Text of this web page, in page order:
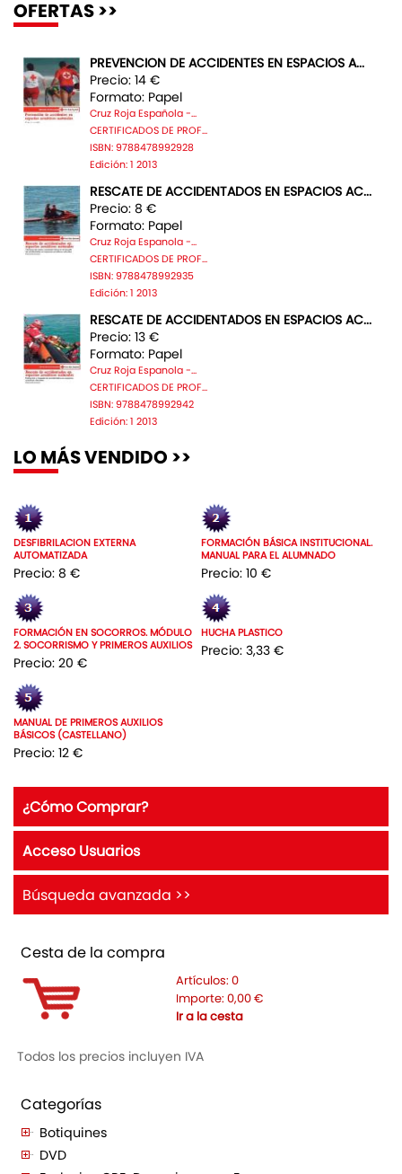
OFERTAS >>
PREVENCION DE ACCIDENTES EN ESPACIOS A...
Precio: 14 €
Formato: Papel
Cruz Roja Española -...
CERTIFICADOS DE PROF...
ISBN: 9788478992928
Edición: 1 2013
RESCATE DE ACCIDENTADOS EN ESPACIOS AC...
Precio: 8 €
Formato: Papel
Cruz Roja Espanola -...
CERTIFICADOS DE PROF...
ISBN: 9788478992935
Edición: 1 2013
RESCATE DE ACCIDENTADOS EN ESPACIOS AC...
Precio: 13 €
Formato: Papel
Cruz Roja Espanola -...
CERTIFICADOS DE PROF...
ISBN: 9788478992942
Edición: 1 2013
LO MÁS VENDIDO >>
DESFIBRILACION EXTERNA
AUTOMATIZADA
Precio: 8 €
FORMACIÓN BÁSICA INSTITUCIONAL.
MANUAL PARA EL ALUMNADO
Precio: 10 €
FORMACIÓN EN SOCORROS. MÓDULO
2. SOCORRISMO Y PRIMEROS AUXILIOS
Precio: 20 €
HUCHA PLASTICO
Precio: 3,33 €
MANUAL DE PRIMEROS AUXILIOS
BÁSICOS (CASTELLANO)
Precio: 12 €
¿Cómo Comprar?
Acceso Usuarios
Búsqueda avanzada >>
Cesta de la compra
Artículos: 0
Importe: 0,00 €
Ir a la cesta
Todos los precios incluyen IVA
Categorías
Botiquines
DVD